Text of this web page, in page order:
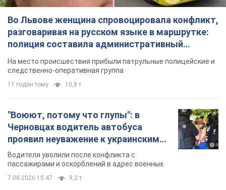
Во Львове женщина спровоцировала конфликт,
разговаривая на русском языке в маршрутке:
полиция составила административный
протокол. Видео
На место происшествия прибыли патрульные полицейские и
следственно-оперативная группа
11 годин тому 10,8 т.
"Воюют, потому что глупы": в
Черновцах водитель автобуса
проявил неуважение к украинским
военным и поплатился за это.
Видео
Водителя уволили после конфликта с
пассажирами и оскорблений в адрес военных
7.08.2026 15:47 9,2 т.